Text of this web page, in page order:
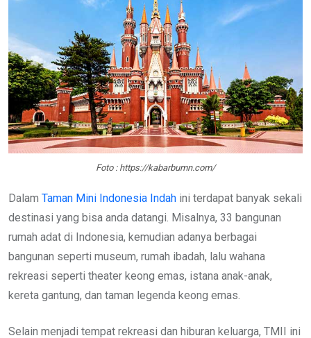
Foto : https://kabarbumn.com/
Dalam Taman Mini Indonesia Indah ini terdapat banyak sekali
destinasi yang bisa anda datangi. Misalnya, 33 bangunan
rumah adat di Indonesia, kemudian adanya berbagai
bangunan seperti museum, rumah ibadah, lalu wahana
rekreasi seperti theater keong emas, istana anak-anak,
kereta gantung, dan taman legenda keong emas.
Selain menjadi tempat rekreasi dan hiburan keluarga, TMII ini